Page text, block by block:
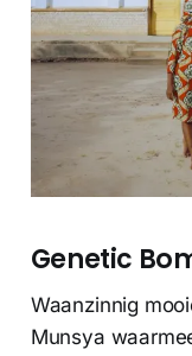
Genetic
Waanzinnig
Munsya